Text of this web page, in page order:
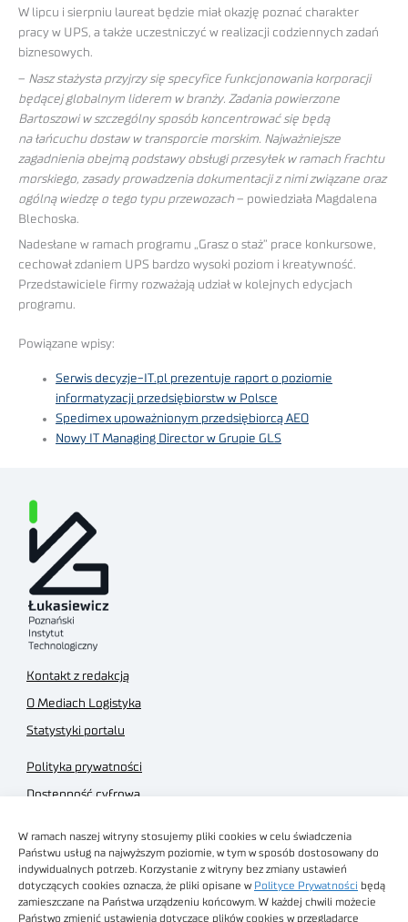
W ramach naszej witryny stosujemy pliki cookies w celu świadczenia
Państwu usług na najwyższym poziomie, w tym w sposób dostosowany do
indywidualnych potrzeb. Korzystanie z witryny bez zmiany ustawień
dotyczących cookies oznacza, że pliki opisane w Polityce Prywatności będą
zamieszczane na Państwa urządzeniu końcowym. W każdej chwili możecie
Państwo zmienić ustawienia dotyczące plików cookies w przeglądarce
W lipcu i sierpniu laureat będzie miał okazję poznać charakter
pracy w UPS, a także uczestniczyć w realizacji codziennych zadań
biznesowych.
– Nasz stażysta przyjrzy się specyfice funkcjonowania korporacji
będącej globalnym liderem w branży. Zadania powierzone
Bartoszowi w szczególny sposób koncentrować się będą
na łańcuchu dostaw w transporcie morskim. Najważniejsze
zagadnienia obejmą podstawy obsługi przesyłek w ramach frachtu
morskiego, zasady prowadzenia dokumentacji z nimi związane oraz
ogólną wiedzę o tego typu przewozach – powiedziała Magdalena
Blechoska.
Nadesłane w ramach programu „Grasz o staż” prace konkursowe,
cechował zdaniem UPS bardzo wysoki poziom i kreatywność.
Przedstawiciele firmy rozważają udział w kolejnych edycjach
programu.
Powiązane wpisy:
Serwis decyzje-IT.pl prezentuje raport o poziomie
informatyzacji przedsiębiorstw w Polsce
Spedimex upoważnionym przedsiębiorcą AEO
Nowy IT Managing Director w Grupie GLS
Kontakt z redakcją
O Mediach Logistyka
Statystyki portalu
Polityka prywatności
Dostępność cyfrowa
Regulamin sklepu